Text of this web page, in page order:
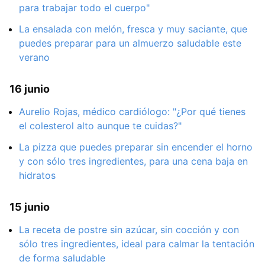
para trabajar todo el cuerpo"
La ensalada con melón, fresca y muy saciante, que
puedes preparar para un almuerzo saludable este
verano
16 junio
Aurelio Rojas, médico cardiólogo: "¿Por qué tienes
el colesterol alto aunque te cuidas?"
La pizza que puedes preparar sin encender el horno
y con sólo tres ingredientes, para una cena baja en
hidratos
15 junio
La receta de postre sin azúcar, sin cocción y con
sólo tres ingredientes, ideal para calmar la tentación
de forma saludable